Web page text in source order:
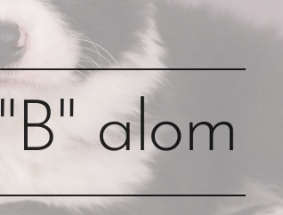
"B" alom